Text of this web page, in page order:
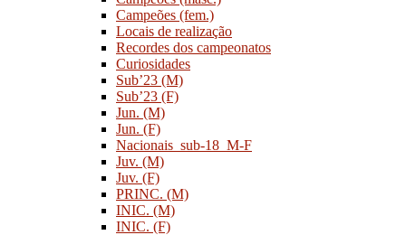
Campeões (fem.)
Locais de realização
Recordes dos campeonatos
Curiosidades
Sub’23 (M)
Sub’23 (F)
Jun. (M)
Jun. (F)
Nacionais_sub-18_M-F
Juv. (M)
Juv. (F)
PRINC. (M)
INIC. (M)
INIC. (F)